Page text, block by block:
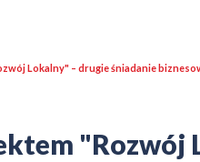
Lokalny" – drugie śniadanie
"Rozwój